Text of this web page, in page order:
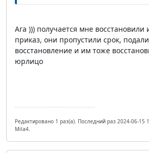
Ага ))) получается мне восстановили
приказ, они пропустили срок,
восстановление и им тоже
юрлицо
Редактировано 1 раз(а). Последний раз 2024-06-15
Mila4.